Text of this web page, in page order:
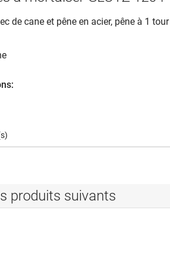
de cane et pêne en acier, pêne à 1 tour
produits suivants